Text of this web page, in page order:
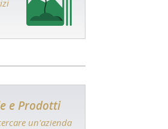
e Prodotti
un'azienda